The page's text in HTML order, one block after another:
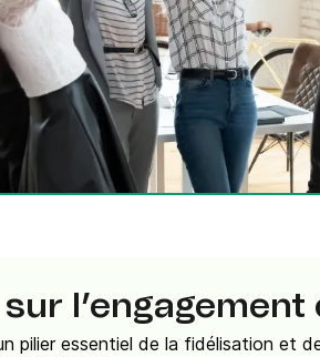
Téléphone
l’engagement
pilier essentiel de la fidélisation et